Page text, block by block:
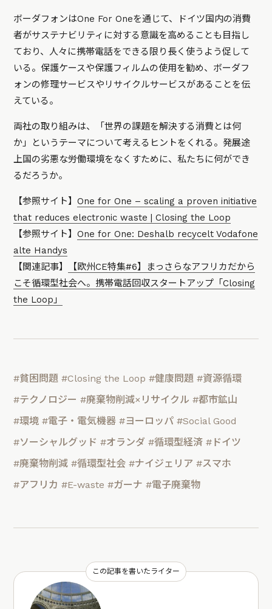
ボーダフォンはOne For Oneを通じて、ドイツ国内の消費
者がサステナビリティに対する意識を高めることも目指し
ており、人々に携帯電話をできる限り長く使うよう促して
いる。保護ケースや保護フィルムの使用を勧め、ボーダフ
ォンの修理サービスやリサイクルサービスがあることを伝
えている。
両社の取り組みは、「世界の課題を解決する消費とは何
か」というテーマについて考えるヒントをくれる。発展途
上国の劣悪な労働環境をなくすために、私たちに何ができ
るだろうか。
【参照サイト】One for One – scaling a proven initiative
that reduces electronic waste | Closing the Loop
【参照サイト】One for One: Deshalb recycelt Vodafone
alte Handys
【関連記事】
【欧州CE特集#6】まっさらなアフリカだから
こそ循環型社会へ。携帯電話回収スタートアップ「Closing
the Loop」
#貧困問題 #Closing the Loop #健康問題 #資源循環
#テクノロジー #廃棄物削減×リサイクル #都市鉱山
#環境 #電子・電気機器 #ヨーロッパ #Social Good
#ソーシャルグッド #オランダ #循環型経済 #ドイツ
#廃棄物削減 #循環型社会 #ナイジェリア #スマホ
#アフリカ #E-waste #ガーナ #電子廃棄物
この記事を書いたライター